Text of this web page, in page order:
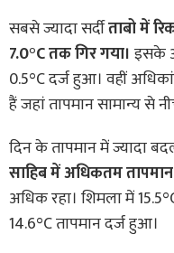
सबसे ज्यादा सर्दीताबो में
7.0°C तक गिर गया। इसके
0.5°C दर्ज हुआ। वहीं
हैं जहां तापमान सामान्य से
दिन के तापमान में ज्यादा
साहिब में अधिकतम
अधिक रहा। शिमला में
14.6°C तापमान दर्ज हुआ।